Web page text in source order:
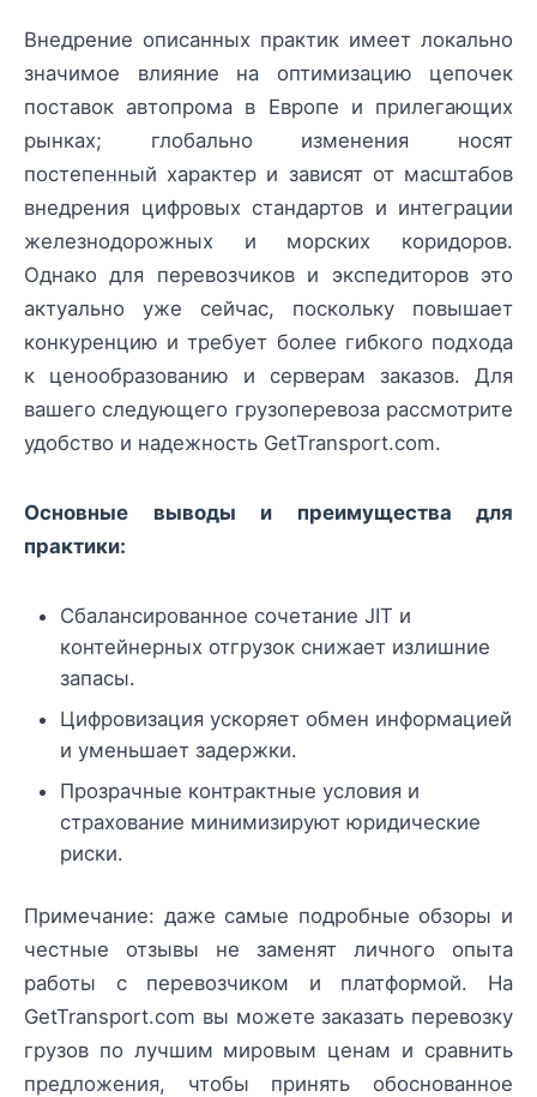
Внедрение описанных практик имеет локально
значимое влияние на оптимизацию цепочек
поставок автопрома в Европе и прилегающих
рынках; глобально изменения носят
постепенный характер и зависят от масштабов
внедрения цифровых стандартов и интеграции
железнодорожных и морских коридоров.
Однако для перевозчиков и экспедиторов это
актуально уже сейчас, поскольку повышает
конкуренцию и требует более гибкого подхода
к ценообразованию и серверам заказов. Для
вашего следующего грузоперевоза рассмотрите
удобство и надежность GetTransport.com.
Основные выводы и преимущества для
практики:
Сбалансированное сочетание JIT и
контейнерных отгрузок снижает излишние
запасы.
Цифровизация ускоряет обмен информацией
и уменьшает задержки.
Прозрачные контрактные условия и
страхование минимизируют юридические
риски.
Примечание: даже самые подробные обзоры и
честные отзывы не заменят личного опыта
работы с перевозчиком и платформой. На
GetTransport.com вы можете заказать перевозку
грузов по лучшим мировым ценам и сравнить
предложения, чтобы принять обоснованное